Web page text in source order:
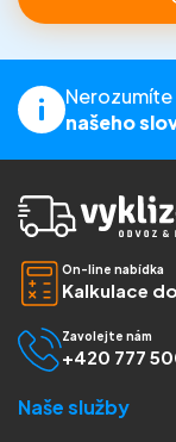
našeho
On-line nabídka
Kalkulace
Zavolejte nám
+420 777
Naše služby